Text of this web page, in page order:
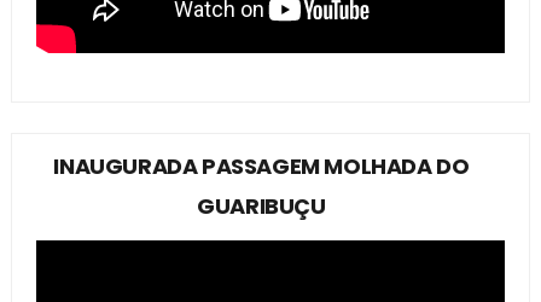
INAUGURADA PASSAGEM MOLHADA DO
GUARIBUÇU